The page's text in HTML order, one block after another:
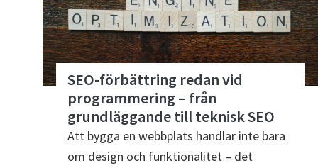
SEO-förbättring redan vid
programmering – från
grundläggande till teknisk SEO
Att bygga en webbplats handlar inte bara
om design och funktionalitet – det